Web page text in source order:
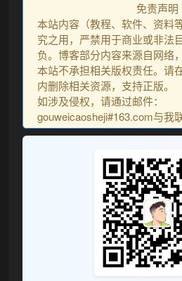
免责声明
本站内容（教程、软件、资料
究之用，严禁用于商业或非法
负。博客部分内容来源自网络
本站不承担相关版权责任。请
内删除相关资源，支持正版。
如涉及侵权，请通过邮件：
gouweicaosheji#163.com与我